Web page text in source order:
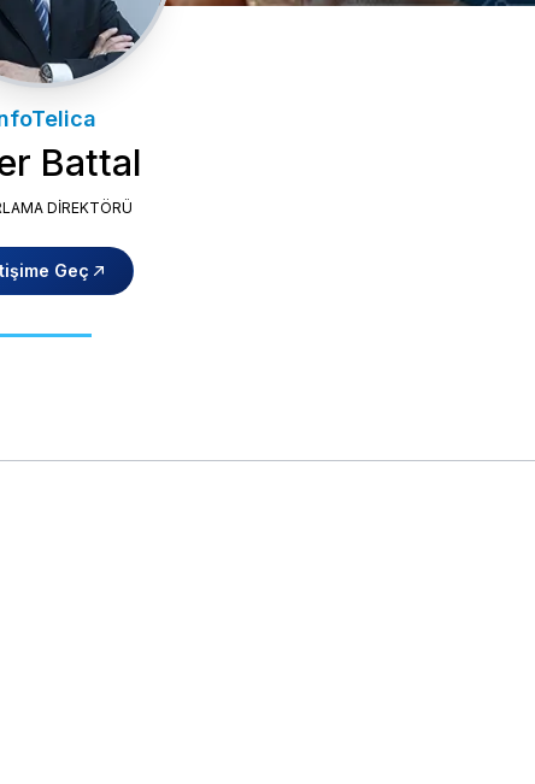
Battal
DIREKTÖRÜ
Geç